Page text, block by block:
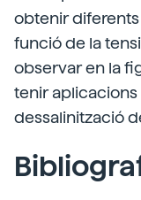
obtenir
funció de la
observar en la
tenir aplicacions
dessalinització